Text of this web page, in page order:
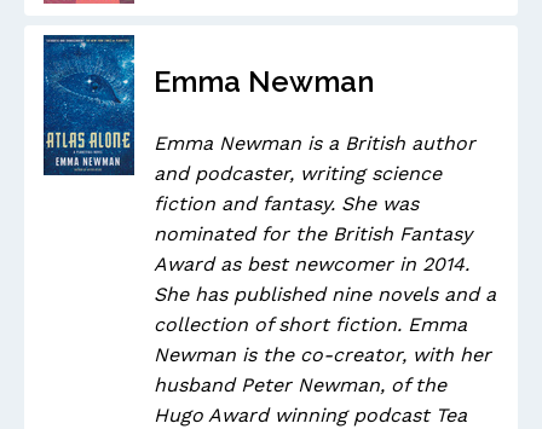
Emma Newman
Emma Newman is a British author
and podcaster, writing science
fiction and fantasy. She was
nominated for the British Fantasy
Award as best newcomer in 2014.
She has published nine novels and a
collection of short fiction. Emma
Newman is the co-creator, with her
husband Peter Newman, of the
Hugo Award winning podcast Tea